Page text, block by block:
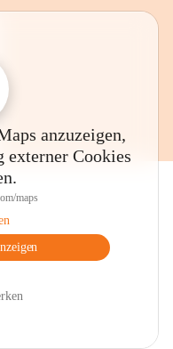
anzuzeigen,
externer Cookies
maps